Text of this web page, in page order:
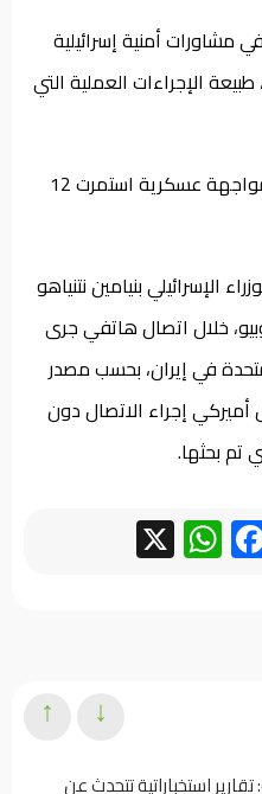
مشاورات أمنية إسرائيلية
الإجراءات العملية التي
وكانت إسرائيل وإيران قد خاضتا مواجهة عسكرية استمرت 12
الإسرائيلي بنيامين نتنياهو
خلال اتصال هاتفي جرى
في إيران، بحسب مصدر
إجراء الاتصال دون
تم بحثها.
Facebook
WhatsApp
استخباراتية تتحدث عن
↓
↑